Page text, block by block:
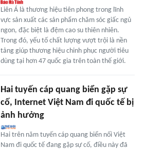
Liên Á là thương hiệu tiên phong trong lĩnh
vực sản xuất các sản phẩm chăm sóc giấc ngủ
ngon, đặc biệt là đệm cao su thiên nhiên.
Trong đó, yếu tố chất lượng vượt trội là nền
tảng giúp thương hiệu chinh phục người tiêu
dùng tại hơn 47 quốc gia trên toàn thế giới.
Hai tuyến cáp quang biển gặp sự
cố, Internet Việt Nam đi quốc tế bị
ảnh hưởng
Hai trên năm tuyến cáp quang biển nối Việt
Nam đi quốc tế đang gặp sự cố, điều này đã